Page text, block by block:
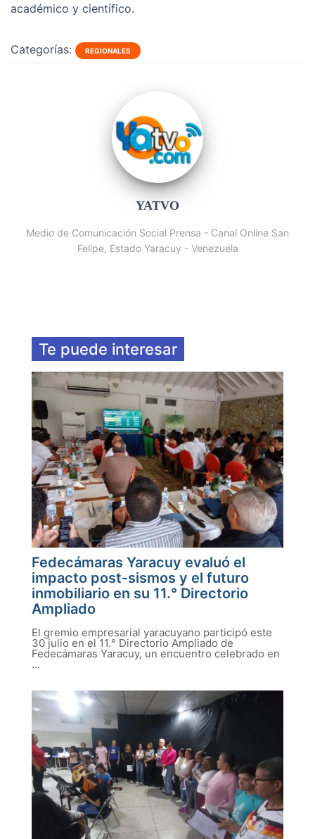
académico y científico.
Categorías: REGIONALES
YATVO
Medio de Comunicación Social Prensa - Canal Online San
Felipe, Estado Yaracuy - Venezuela
Te puede interesar
Fedecámaras Yaracuy evaluó el
impacto post-sismos y el futuro
inmobiliario en su 11.° Directorio
Ampliado
El gremio empresarial yaracuyano participó este
30 julio en el 11.° Directorio Ampliado de
Fedecámaras Yaracuy, un encuentro celebrado en
...